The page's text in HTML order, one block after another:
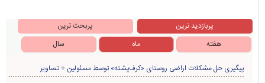
پربازدید ترین
پربحث ترین
هفته
ماه سال
پیگیری حل مشکلات اراضی روستای «کرف‌پشته» توسط مسئولین + تصاویر